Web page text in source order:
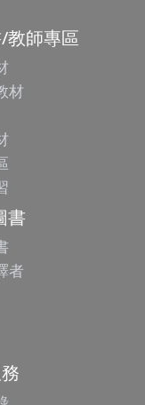
教師專區
材
書
者